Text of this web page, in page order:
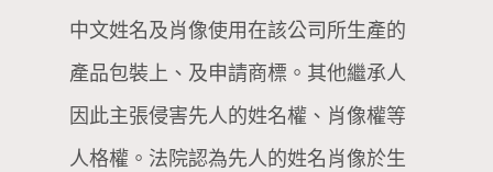
中文姓名及肖像使用在該公司所生產的
產品包裝上、及申請商標。其他繼承人
因此主張侵害先人的姓名權、肖像權等
人格權。法院認為先人的姓名肖像於生